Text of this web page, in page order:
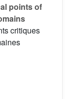
points of
critiques